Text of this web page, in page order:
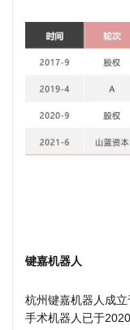
键嘉机器人
杭州键嘉机器人成
手术机器人已于